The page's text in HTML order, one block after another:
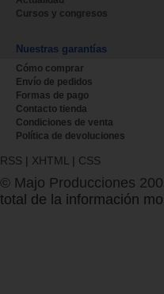
Cursos y congresos
Nuestras garantías
Cómo comprar
Envío de pedidos
Formas de pago
Contacto tienda
Condiciones de venta
Política de devoluciones
RSS | XHTML | CSS
© Majo Producciones
total de la información